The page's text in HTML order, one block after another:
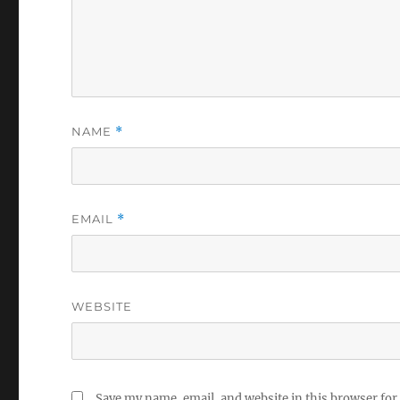
NAME *
EMAIL *
WEBSITE